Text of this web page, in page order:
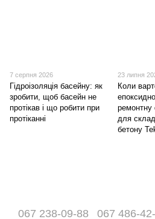
7 серпня 2026
Гідроізоляція басейну: як
зробити, щоб басейн не
протікав і що робити при
протіканні
23 липня
Коли
ремонтну
для
бетону
067 238-09-88 067 486-